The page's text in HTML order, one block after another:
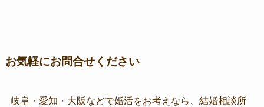
お気軽にお問合せください
岐阜・愛知・大阪などで婚活をお考えなら、結婚相談所